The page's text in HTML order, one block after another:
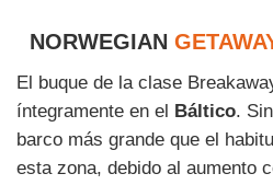
NORWEGIAN
El buque de la clase
íntegramente en el Báltico.
barco más grande que el
esta zona, debido al aumento